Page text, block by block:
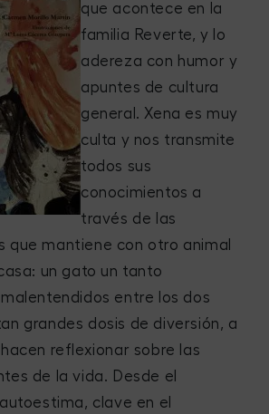
que acontece en la
familia Reverte, y lo
adereza con humor y
apuntes de cultura
general. Xena es muy
culta y nos transmite
todos sus
conocimientos a
través de las
que mantiene con otro animal
un gato un tanto
entre los dos
grandes dosis de diversión, a
reflexionar sobre las
de la vida. Desde el
clave en el